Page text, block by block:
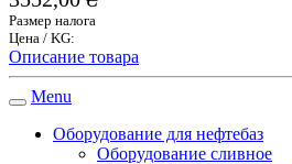
Размер налога
Цена / KG:
Описание товара
Menu
Оборудование для нефтебаз
Оборудование сливное